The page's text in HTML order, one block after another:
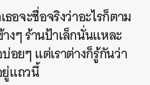
อจะชื่อจริงว่าอะไรก็ตาม
งๆ ร้านป้าเล็กนั่นแหละ
อยๆ แต่เราต่างก็รู้กันว่า
แถวนี้